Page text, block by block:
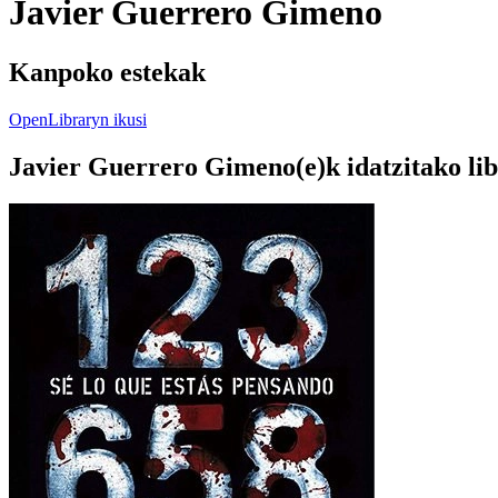
Javier Guerrero Gimeno
Kanpoko estekak
OpenLibraryn ikusi
Javier Guerrero Gimeno(e)k idatzitako